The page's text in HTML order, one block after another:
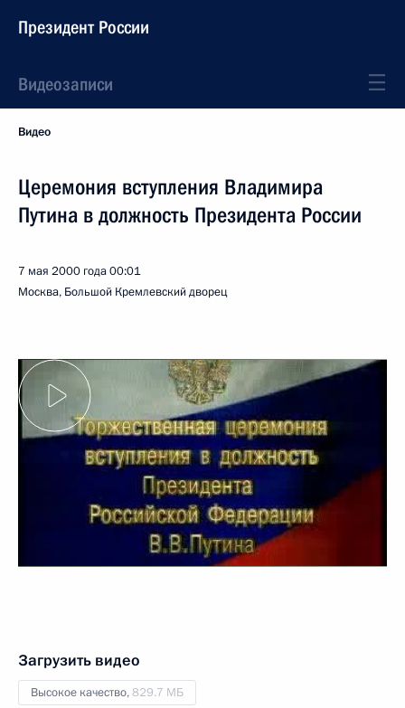
Президент России
Видеозаписи
Видео
Церемония вступления Владимира
Путина в должность Президента России
7 мая 2000 года00:01
Москва, Большой Кремлевский дворец
Загрузить видео
Высокое качество,829.7 МБ